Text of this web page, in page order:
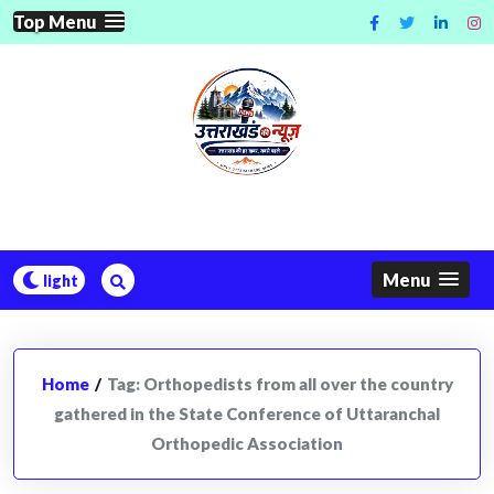
Skip
to
Top Menu
Menu
Home / Tag: Orthopedists from all over the country
gathered in the State Conference of Uttaranchal
Orthopedic Association